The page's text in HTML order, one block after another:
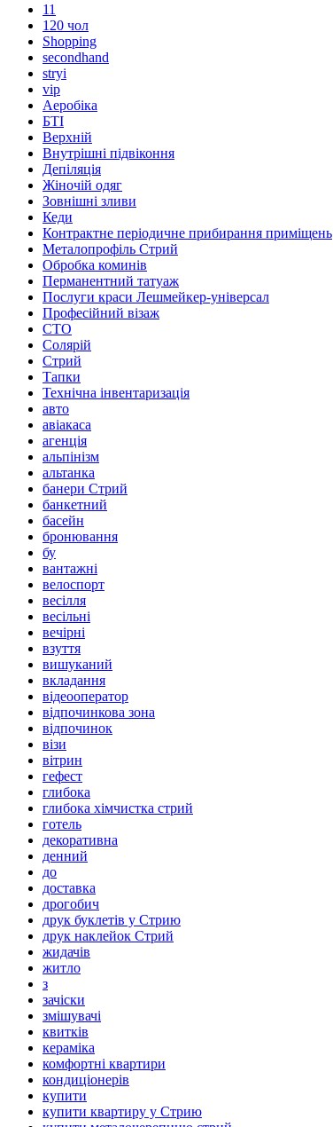
11
120 чол
Shopping
secondhand
stryi
vip
Аеробіка
БТІ
Верхній
Внутрішні підвіконня
Депіляція
Жіночій одяг
Зовнішні зливи
Кеди
Контрактне періодичне прибирання приміщень
Металопрофіль Стрий
Обробка коминів
Перманентний татуаж
Послуги краси Лешмейкер-універсал
Професійний візаж
СТО
Солярій
Стрий
Тапки
Технічна інвентаризація
авто
авіакаса
агенція
альпінізм
альтанка
банери Стрий
банкетний
басейн
бронювання
бу
вантажні
велоспорт
весілля
весільні
вечірні
взуття
вишуканий
вкладання
відеооператор
відпочинкова зона
відпочинок
візи
вітрин
гефест
глибока
глибока хімчистка стрий
готель
декоративна
денний
до
доставка
дрогобич
друк буклетів у Стрию
друк наклейок Стрий
жидачів
житло
з
зачіски
змішувачі
квитків
кераміка
комфортні квартири
кондиціонерів
купити
купити квартиру у Стрию